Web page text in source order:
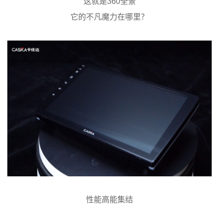
它的不凡魔力在哪里？
性能高能集结